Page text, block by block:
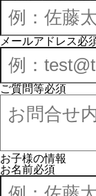
メールアドレス必
ご質問等必須
お子様の情報
お名前必須